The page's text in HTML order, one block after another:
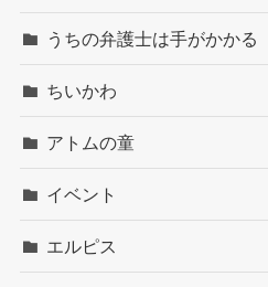
うちの弁護士は手がかかる
ちいかわ
アトムの童
イベント
エルピス